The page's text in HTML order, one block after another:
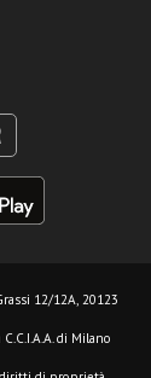
12/12A, 20123
di Milano